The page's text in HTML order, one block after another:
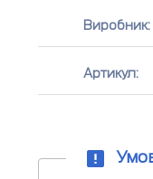
Виробник:
Артикул: